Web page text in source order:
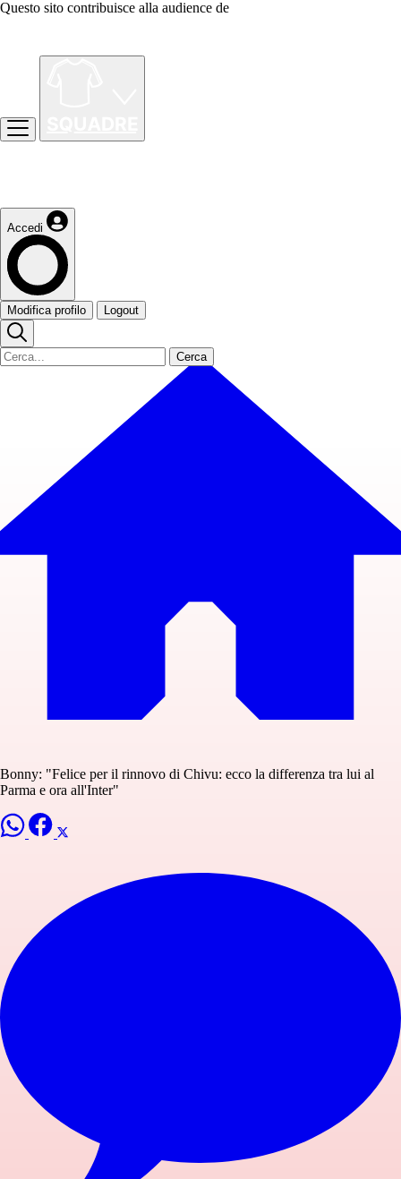
Questo sito contribuisce alla audience de
Accedi
Modifica profilo Logout
Cerca
Bonny: "Felice per il rinnovo di Chivu: ecco la differenza tra lui al
Parma e ora all'Inter"